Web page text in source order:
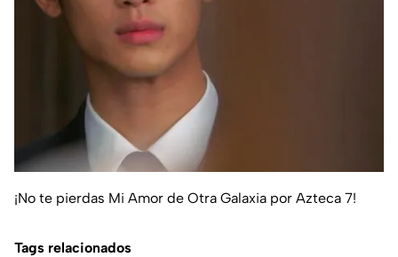
¡No te pierdas Mi Amor de Otra Galaxia por Azteca 7!
Tags relacionados